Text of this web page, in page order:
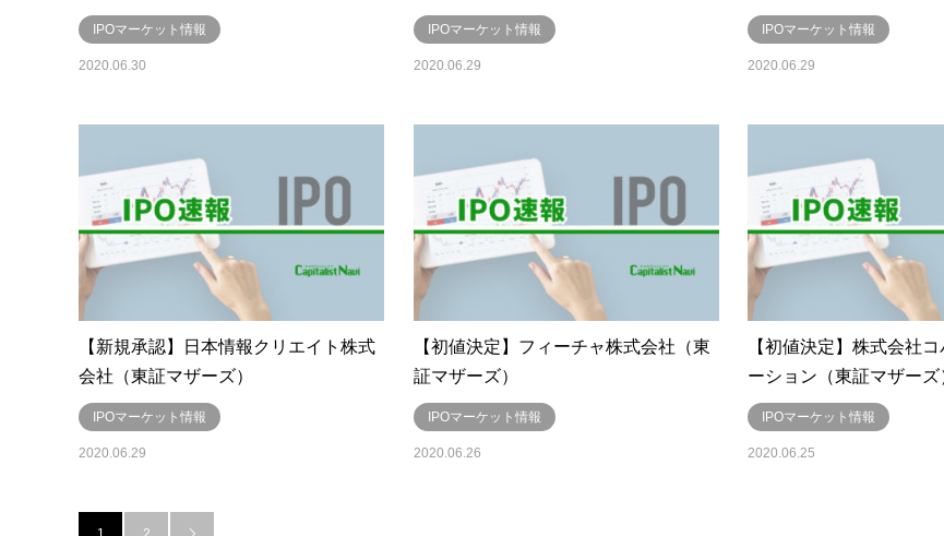
IPOマーケット情報
2020.06.30
IPOマーケット情報
2020.06.29
IPOマーケット情報
2020.06.29
【新規承認】日本情報クリエイト株式
会社（東証マザーズ）
IPOマーケット情報
2020.06.29
【初値決定】フィーチャ株式会社（東
証マザーズ）
IPOマーケット情報
2020.06.26
【初値決定】株式会社
ーション（東証マザーズ
IPOマーケット情報
2020.06.25